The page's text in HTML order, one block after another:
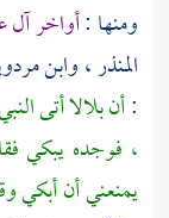
ومنها :أواخر آل
المنذر،وابن
:أنبلالاأتى
، فوجده يبكي
يمنعني أن أبكي